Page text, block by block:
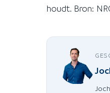
houdt. Bron: